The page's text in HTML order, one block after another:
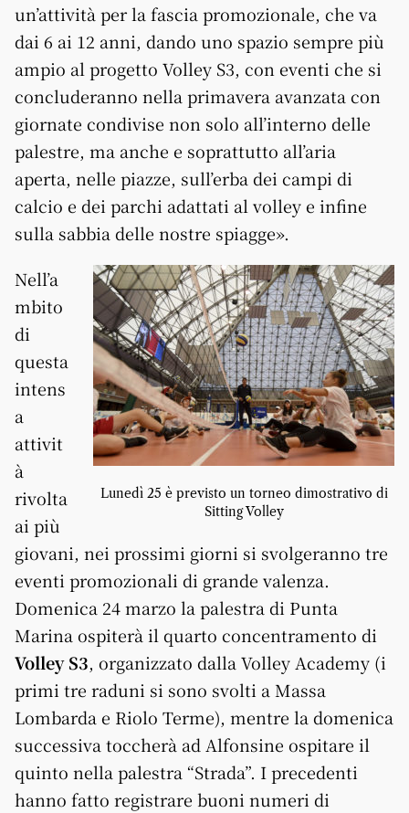
un’attività per la fascia promozionale, che va
dai 6 ai 12 anni, dando uno spazio sempre più
ampio al progetto Volley S3, con eventi che si
concluderanno nella primavera avanzata con
giornate condivise non solo all’interno delle
palestre, ma anche e soprattutto all’aria
aperta, nelle piazze, sull’erba dei campi di
calcio e dei parchi adattati al volley e infine
sulla sabbia delle nostre spiagge».
Lunedì 25 è previsto un torneo dimostrativo di
Sitting Volley
Nell’a
mbito
di
questa
intens
a
attivit
à
rivolta
ai più
giovani, nei prossimi giorni si svolgeranno tre
eventi promozionali di grande valenza.
Domenica 24 marzo la palestra di Punta
Marina ospiterà il quarto concentramento di
Volley S3, organizzato dalla Volley Academy (i
primi tre raduni si sono svolti a Massa
Lombarda e Riolo Terme), mentre la domenica
successiva toccherà ad Alfonsine ospitare il
quinto nella palestra “Strada”. I precedenti
hanno fatto registrare buoni numeri di